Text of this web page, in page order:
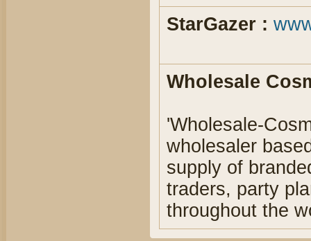
StarGazer :
Wholesale
'Wholesale-
wholesaler
supply of
traders, party
throughout the